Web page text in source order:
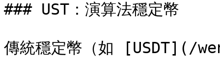
### UST：演算法穩定幣
傳統穩定幣（如 [USDT](/